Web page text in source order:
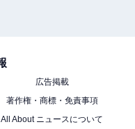
広告掲載
著作権・商標・免責事項
All About ニュースについて